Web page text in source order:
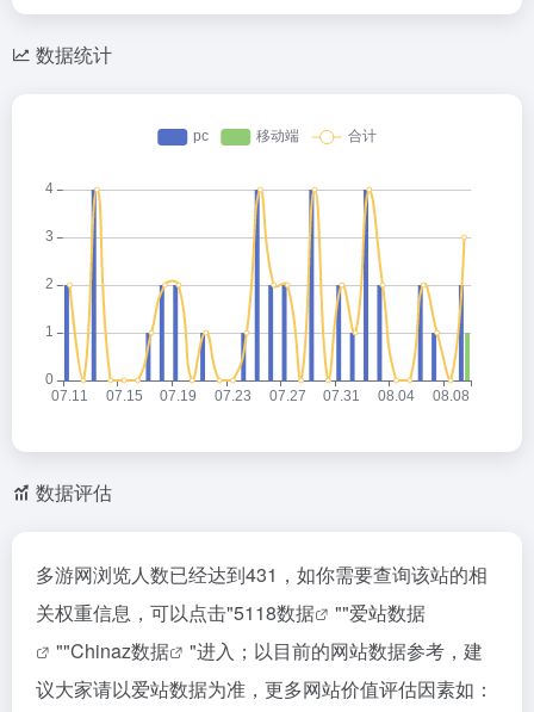
数据统计
数据评估
多游网浏览人数已经达到431，如你需要查询该站的相
关权重信息，可以点击"5118数据 ""爱站数据
""Chinaz数据
"进入；以目前的网站数据参考，建
议大家请以爱站数据为准，更多网站价值评估因素如：